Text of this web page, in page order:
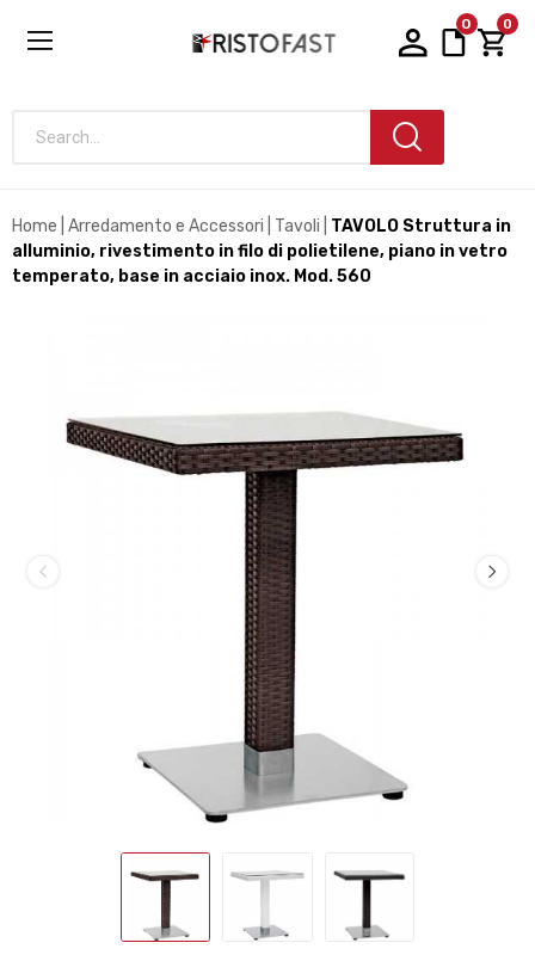
0 0
Search...
Home Arredamento e Accessori Tavoli
TAVOLO Struttura in
alluminio, rivestimento in filo di polietilene, piano in vetro
temperato, base in acciaio inox. Mod. 560